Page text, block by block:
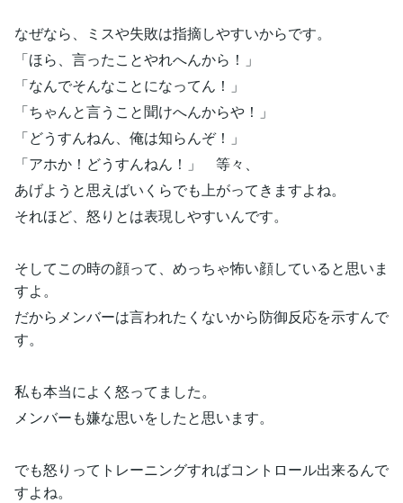
なぜなら、ミスや失敗は指摘しやすいからです。
「ほら、言ったことやれへんから！」
「なんでそんなことになってん！」
「ちゃんと言うこと聞けへんからや！」
「どうすんねん、俺は知らんぞ！」
「アホか！どうすんねん！」 等々、
あげようと思えばいくらでも上がってきますよね。
それほど、怒りとは表現しやすいんです。
そしてこの時の顔って、めっちゃ怖い顔していると思いま
すよ。
だからメンバーは言われたくないから防御反応を示すんで
す。
私も本当によく怒ってました。
メンバーも嫌な思いをしたと思います。
でも怒りってトレーニングすればコントロール出来るんで
すよね。